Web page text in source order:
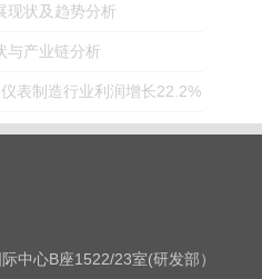
现状及趋势分析
与产业链分析
表制造行业利润增长22.2%
中心B座1522/23室(研发部）